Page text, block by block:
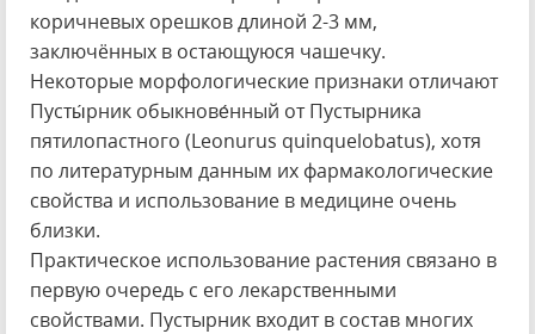
коричневых орешков длиной 2-3 мм,
заключённых в остающуюся чашечку.
Некоторые морфологические признаки отличают
Пусты́рник обыкнове́нный от Пустырника
пятилопастного (Leonurus quinquelobatus), хотя
по литературным данным их фармакологические
свойства и использование в медицине очень
близки.
Практическое использование растения связано в
первую очередь с его лекарственными
свойствами. Пустырник входит в состав многих